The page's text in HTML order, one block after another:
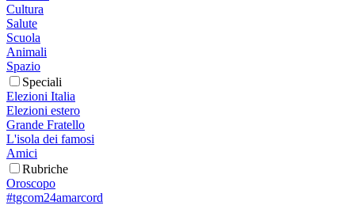
Cultura
Salute
Scuola
Animali
Spazio
Speciali
Elezioni Italia
Elezioni estero
Grande Fratello
L'isola dei famosi
Amici
Rubriche
Oroscopo
#tgcom24amarcord